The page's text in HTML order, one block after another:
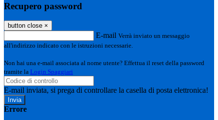
Recupero password
button close ×
E-mail Verrà inviato un messaggio
all'indirizzo indicato con le istruzioni necessarie.
Non hai una e-mail associata al nome utente? Effettua il reset della password
tramite la Login Spaggiari
E-mail inviata, si prega di controllare la casella di posta elettronica!
Errore